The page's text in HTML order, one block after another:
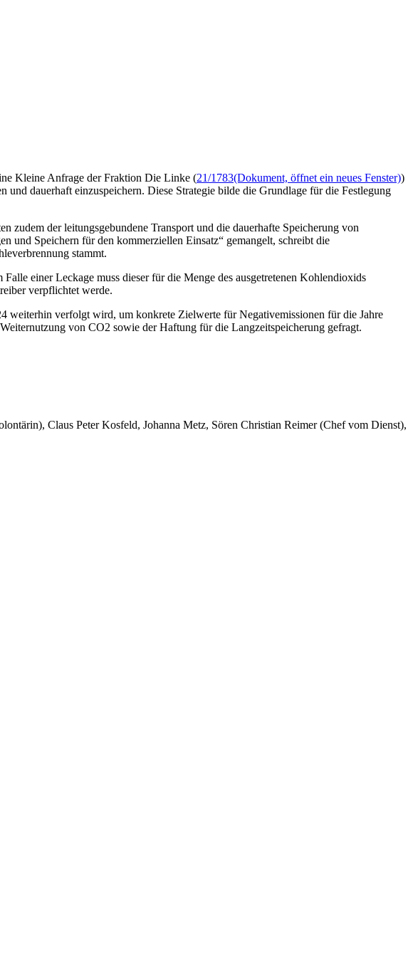
Kleine Anfrage der Fraktion Die Linke (21/1783(Dokument, öffnet ein neues Fenster))
dauerhaft einzuspeichern. Diese Strategie bilde die Grundlage für die Festlegung
zudem der leitungsgebundene Transport und die dauerhafte Speicherung von
und Speichern für den kommerziellen Einsatz“ gemangelt, schreibt die
stammt.
einer Leckage muss dieser für die Menge des ausgetretenen Kohlendioxids
verpflichtet werde.
weiterhin verfolgt wird, um konkrete Zielwerte für Negativemissionen für die Jahre
von CO2 sowie der Haftung für die Langzeitspeicherung gefragt.
Claus Peter Kosfeld, Johanna Metz, Sören Christian Reimer (Chef vom Dienst),